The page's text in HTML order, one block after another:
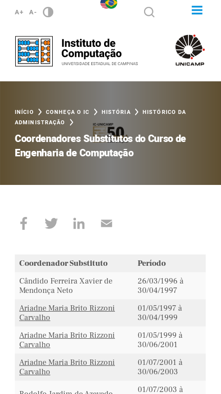
A+ A-
INÍCIO CONHEÇA O IC HISTÓRIA
HISTÓRICO DA
ADMINISTRAÇÃO
Coordenadores Substitutos do Curso de
Engenharia de Computação
Coordenador Substituto
Período
Cândido Ferreira Xavier de
Mendonça Neto
26/03/1996 à
30/04/1997
Ariadne Maria Brito Rizzoni
Carvalho
01/05/1997 à
30/04/1999
Ariadne Maria Brito Rizzoni
Carvalho
01/05/1999 à
30/06/2001
Ariadne Maria Brito Rizzoni
Carvalho
01/07/2001 à
30/06/2003
01/07/2003 à